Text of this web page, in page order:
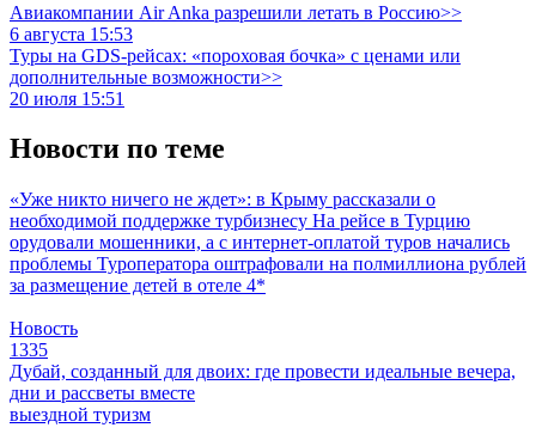
Авиакомпании Air Anka разрешили летать в Россию>>
6 августа 15:53
Туры на GDS-рейсах: «пороховая бочка» с ценами или
дополнительные возможности>>
20 июля 15:51
Новости по теме
«Уже никто ничего не ждет»: в Крыму рассказали о
необходимой поддержке турбизнесу На рейсе в Турцию
орудовали мошенники, а с интернет-оплатой туров начались
проблемы Туроператора оштрафовали на полмиллиона рублей
за размещение детей в отеле 4*
Новость
1335
Дубай, созданный для двоих: где провести идеальные вечера,
дни и рассветы вместе
выездной туризм